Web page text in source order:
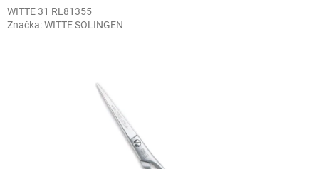
WITTE 31 RL81355
Značka:WITTE SOLINGEN